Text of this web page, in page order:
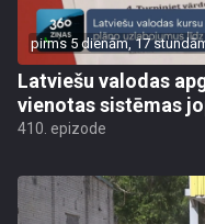
pirms 5 dienām, 17
Latviešu valodas
vienotas sistēmas
410. epizode